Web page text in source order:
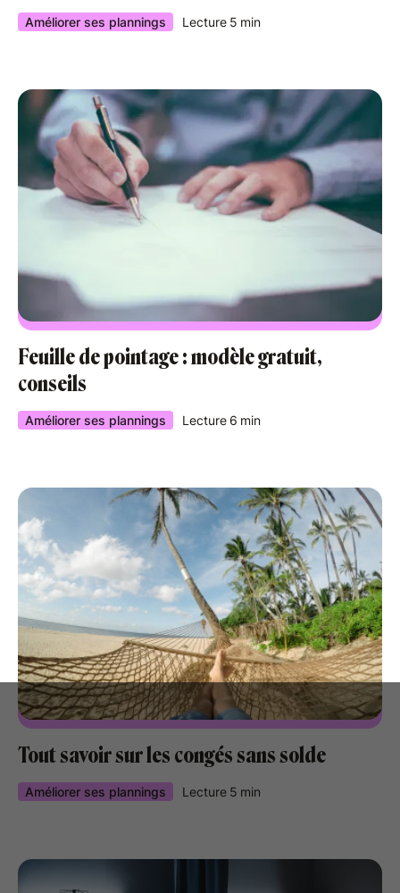
Améliorer ses plannings Lecture 5 min
Feuille de pointage : modèle gratuit,
conseils
Améliorer ses plannings Lecture 6 min
Tout savoir sur les congés sans solde
Améliorer ses plannings Lecture 5 min